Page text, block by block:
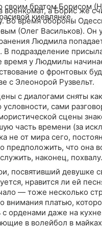
своим братом Борисом
киевлянке.
а Борис же
Во время обороны
(Олег Васильков). Он
Людмила
подразделение
время у Людмилы
о фронтовых
с Элеонорой Рузвельт.
с диалогами сняты
сами
сцены
часть времени (за
не от мира сего,
что она
наконец, похвалу.
посвятивший девушке
нравится ли ей
— тоже несколько
внимания платью,
орденами даже на
в волейбол в